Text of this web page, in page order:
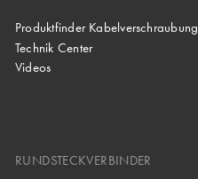
Produktfinder Kabelverschraubung
Technik Center
Videos
RUNDSTECKVERBINDER